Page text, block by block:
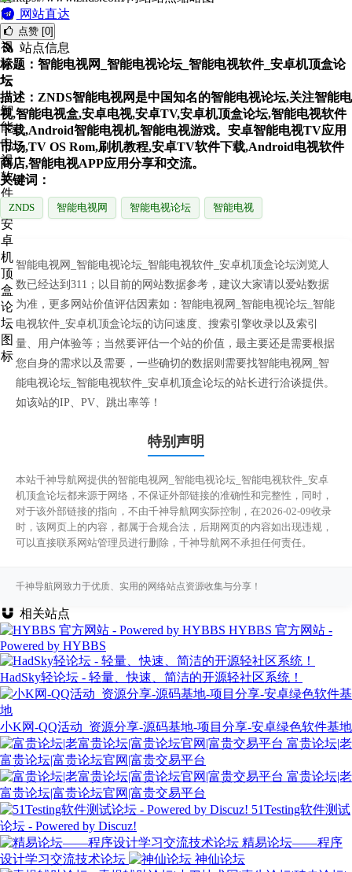
网站直达
点赞 [0]
站点信息
标题：智能电视网_智能电视论坛_智能电视软件_安卓机顶盒论
坛
描述：ZNDS智能电视网是中国知名的智能电视论坛,关注智能电
视,智能电视盒,安卓电视,安卓TV,安卓机顶盒论坛,智能电视软件
下载,Android智能电视机,智能电视游戏。安卓智能电视TV应用
市场,TV OS Rom,刷机教程,安卓TV软件下载,Android电视软件
商店,智能电视APP应用分享和交流。
关键词：
ZNDS 智能电视网 智能电视论坛 智能电视
智能电视网_智能电视论坛_智能电视软件_安卓机顶盒论坛浏览人
数已经达到311；以目前的网站数据参考，建议大家请以爱站数据
为准，更多网站价值评估因素如：智能电视网_智能电视论坛_智能
电视软件_安卓机顶盒论坛的访问速度、搜索引擎收录以及索引
量、用户体验等；当然要评估一个站的价值，最主要还是需要根据
您自身的需求以及需要，一些确切的数据则需要找智能电视网_智
能电视论坛_智能电视软件_安卓机顶盒论坛的站长进行洽谈提供。
如该站的IP、PV、跳出率等！
特别声明
本站千神导航网提供的智能电视网_智能电视论坛_智能电视软件_安卓
机顶盒论坛都来源于网络，不保证外部链接的准确性和完整性，同时，
对于该外部链接的指向，不由千神导航网实际控制，在2026-02-09收录
时，该网页上的内容，都属于合规合法，后期网页的内容如出现违规，
可以直接联系网站管理员进行删除，千神导航网不承担任何责任。
千神导航网致力于优质、实用的网络站点资源收集与分享！
相关站点
HYBBS 官方网站 -
Powered by HYBBS
HadSky轻论坛 - 轻量、快速、简洁的开源轻社区系统！
小K网-QQ活动_资源分享-源码基地-项目分享-安卓绿色软件基地
富贵论坛|老
富贵论坛|富贵论坛官网|富贵交易平台
富贵论坛|老
富贵论坛|富贵论坛官网|富贵交易平台
51Testing软件测试
论坛 - Powered by Discuz!
精易论坛——程序
设计学习交流技术论坛
神仙论坛